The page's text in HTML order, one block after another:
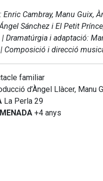
Cambray, Manu Guix,
Sánchez i El Petit
| Dramatúrgia i adaptació:
Composició i direcció
familiar
d’Àngel Llàcer, Manu
La Perla 29
+4 anys